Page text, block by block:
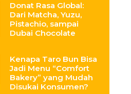
Donat Rasa Global:
Dari Matcha, Yuzu,
Pistachio, sampai
Dubai Chocolate
Kenapa Taro Bun Bisa
Jadi Menu “Comfort
Bakery” yang Mudah
Disukai Konsumen?